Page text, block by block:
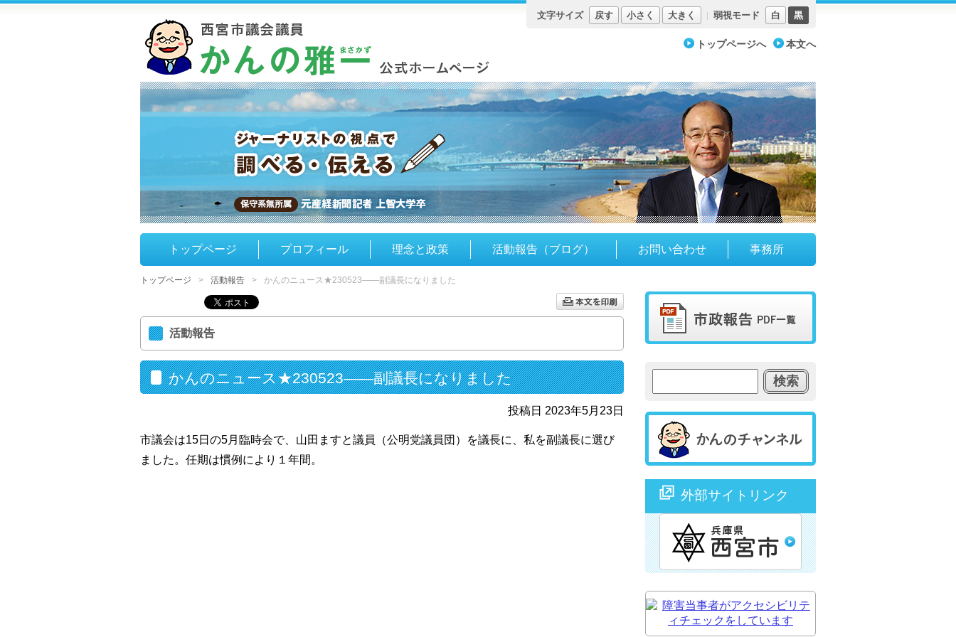
トップページへ 本文へ
文字サイズ 戻す 小さく 大きく 弱視モード 白 黒
トップページ プロフィール 理念と政策 活動報告（ブログ） お問い合わせ 事務所
トップページ 活動報告 かんのニュース★230523――副議長になりました
活動報告
かんのニュース★230523――副議長になりました
投稿日 2023年5月23日
市議会は15日の5月臨時会で、山田ますと議員（公明党議員団）を議長に、私を副議長に選び
ました。任期は慣例により１年間。
外部サイトリンク